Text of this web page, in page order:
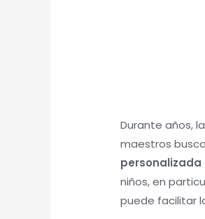
Durante años,
maestros
niños, en
puede facilitar